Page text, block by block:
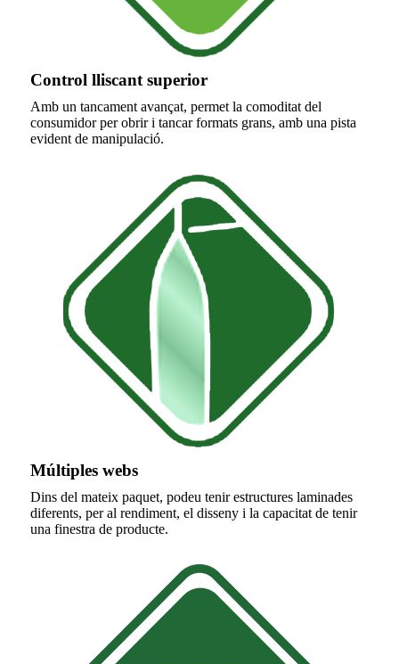
Control lliscant superior
Amb un tancament avançat, permet la comoditat del
consumidor per obrir i tancar formats grans, amb una pista
evident de manipulació.
Múltiples webs
Dins del mateix paquet, podeu tenir estructures laminades
diferents, per al rendiment, el disseny i la capacitat de tenir
una finestra de producte.